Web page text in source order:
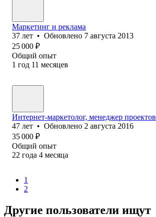
Маркетинг и реклама
37 лет • Обновлено 7 августа 2013
25 000 ₽
Общий опыт
1 год 11 месяцев
Интернет-маркетолог, менеджер проектов
47 лет • Обновлено 2 августа 2016
35 000 ₽
Общий опыт
22 года 4 месяца
1
2
Другие пользователи ищут